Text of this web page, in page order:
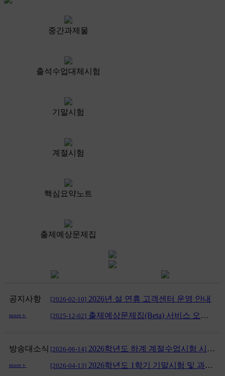
중간과제물
출석수업대체시험
기말시험
계절시험
핵심요약노트
출제예상문제집
공지사항
more＋
[2026-02-10] 2026년 설 연휴 고객센터 운영 안내
[2025-12-02] 출제예상문제집(Beta) 서비스 오픈 안내
방송대소식
more＋
[2026-06-14] 2026학년도 하계 계절수업시험 시행 공고
[2026-04-13] 2026학년도 1학기 기말시험 및 과제물 시행 공고